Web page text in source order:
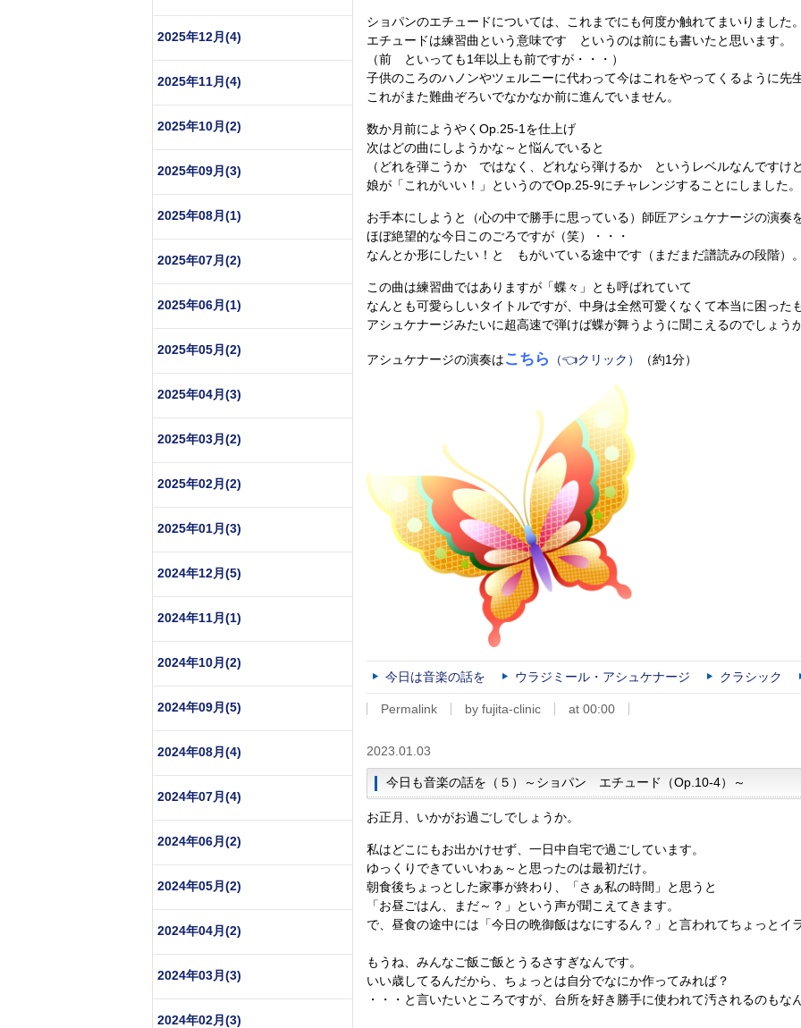
ショパンのエチュードについては、これまでにも何度か触れてまいりました
エチュードは練習曲という意味です というのは前にも書いたと思います。
（前 といっても1年以上も前ですが・・・）
子供のころのハノンやツェルニーに代わって今はこれをやってくるように先
これがまた難曲ぞろいでなかなか前に進んでいません。
数か月前にようやくOp.25-1を仕上げ
次はどの曲にしようかな～と悩んでいると
（どれを弾こうか ではなく、どれなら弾けるか というレベルなんですけ
娘が「これがいい！」というのでOp.25-9にチャレンジすることにしました。
お手本にしようと（心の中で勝手に思っている）師匠アシュケナージの演奏
ほぼ絶望的な今日このごろですが（笑）・・・
なんとか形にしたい！と もがいている途中です（まだまだ譜読みの段階）
この曲は練習曲ではありますが「蝶々」とも呼ばれていて
なんとも可愛らしいタイトルですが、中身は全然可愛くなくて本当に困った
アシュケナージみたいに超高速で弾けば蝶が舞うように聞こえるのでしょう
アシュケナージの演奏はこちら （👈クリック） （約1分）
今日は音楽の話を ウラジミール・アシュケナージ クラシック
Permalink by fujita-clinic at 00:00
2023.01.03
今日も音楽の話を（５）～ショパン エチュード（Op.10-4）～
お正月、いかがお過ごしでしょうか。
私はどこにもお出かけせず、一日中自宅で過ごしています。
ゆっくりできていいわぁ～と思ったのは最初だけ。
朝食後ちょっとした家事が終わり、「さぁ私の時間」と思うと
「お昼ごはん、まだ～？」という声が聞こえてきます。
で、昼食の途中には「今日の晩御飯はなにするん？」と言われてちょっとイ
もうね、みんなご飯ご飯とうるさすぎなんです。
いい歳してるんだから、ちょっとは自分でなにか作ってみれば？
・・・と言いたいところですが、台所を好き勝手に使われて汚されるのもな
2025年12月(4)
2025年11月(4)
2025年10月(2)
2025年09月(3)
2025年08月(1)
2025年07月(2)
2025年06月(1)
2025年05月(2)
2025年04月(3)
2025年03月(2)
2025年02月(2)
2025年01月(3)
2024年12月(5)
2024年11月(1)
2024年10月(2)
2024年09月(5)
2024年08月(4)
2024年07月(4)
2024年06月(2)
2024年05月(2)
2024年04月(2)
2024年03月(3)
2024年02月(3)